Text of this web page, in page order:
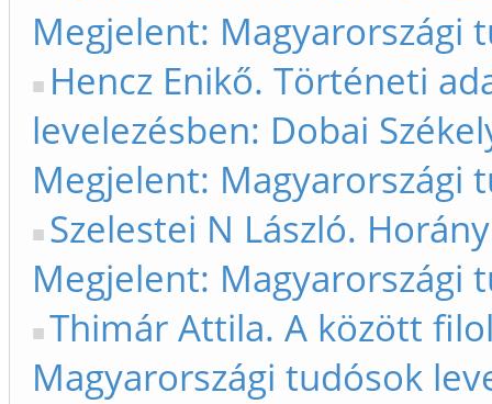
Megjelent: Magyarországi
Hencz Enikő. Történeti
levelezésben: Dobai
Megjelent: Magyarországi
Szelestei N László.
Megjelent: Magyarországi
Thimár Attila. A között
Magyarországi tudósok